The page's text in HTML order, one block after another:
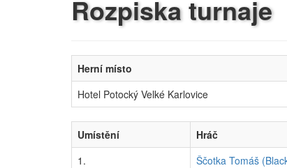
Rozpiska turnaje
Herní místo
Hotel Potocký Velké Karlovice
Umístění Hráč
1.
Ščotka Tomáš